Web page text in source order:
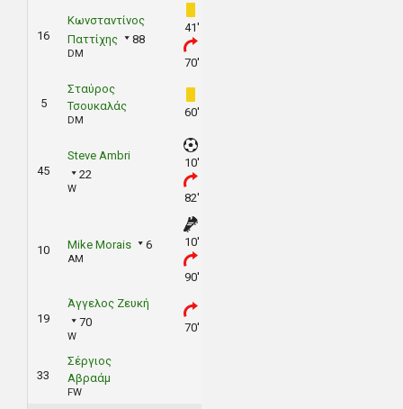
16
Κωνσταντίνος
Παττίχης
88
DM
41'
70'
5
Σταύρος
Τσουκαλάς
DM
60'
45
Steve Ambri
22
W
10'
82'
10 Mike Morais 6
AM
10'
90'
19
Άγγελος Ζευκή
70
W
70'
33
Σέργιος
Αβραάμ
FW